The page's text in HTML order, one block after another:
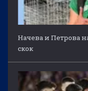
Начева и Петрова
скок